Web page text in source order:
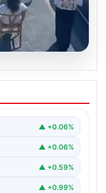
Çalışanı
medyada geniş…
▲ +0.06%
▲ +0.06%
▲ +0.59%
▲ +0.99%